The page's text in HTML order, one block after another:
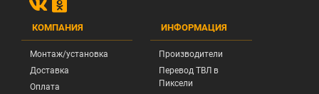
КОМПАНИЯ
Монтаж/установка
Доставка
Оплата
ИНФОРМАЦИЯ
Производители
Перевод ТВЛ в
Пиксели